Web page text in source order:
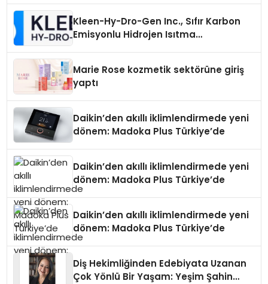
Kleen-Hy-Dro-Gen Inc., Sıfır Karbon
Emisyonlu Hidrojen Isıtma
Marie Rose kozmetik sektörüne giriş
yaptı
Daikin’den akıllı iklimlendirmede yeni
dönem: Madoka Plus Türkiye’de
Daikin’den akıllı iklimlendirmede yeni
dönem: Madoka Plus Türkiye’de
Daikin’den akıllı iklimlendirmede yeni
dönem: Madoka Plus Türkiye’de
Diş Hekimliğinden Edebiyata Uzanan
Çok Yönlü Bir Yaşam: Yeşim Şahin